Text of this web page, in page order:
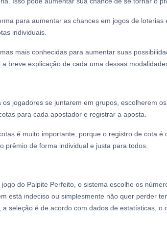
para aumentar as chances em jogos de
individuais.
mais conhecidas para aumentar suas
a breve explicação de cada uma dessas
os jogadores se juntarem em grupos, escolherem
para cada apostador e registrar a aposta.
é muito importante, porque o registro de cota é
prêmio de forma individual e justa para todos.
do Palpite Perfeito, o sistema escolhe os
está indeciso ou simplesmente não quer perder
a seleção é de acordo com dados de estatísticas,